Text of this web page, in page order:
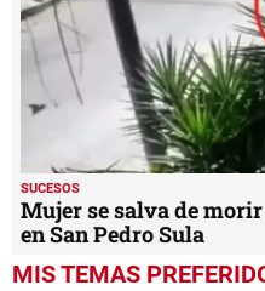
SUCESOS
Mujer se salva de
en San Pedro Sula
MIS TEMAS